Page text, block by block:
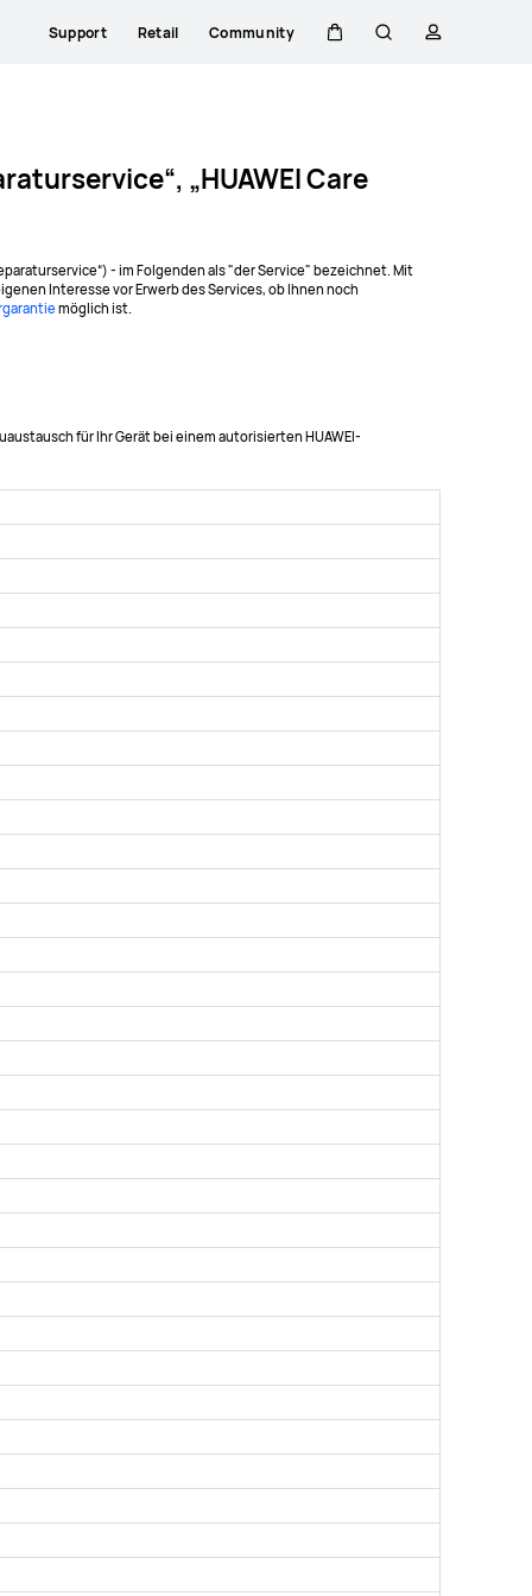
Support Retail Community
„HUAWEI Care
- im Folgenden als "der Service" bezeichnet. Mit
Interesse vor Erwerb des Services, ob Ihnen noch
möglich ist.
für Ihr Gerät bei einem autorisierten HUAWEI-